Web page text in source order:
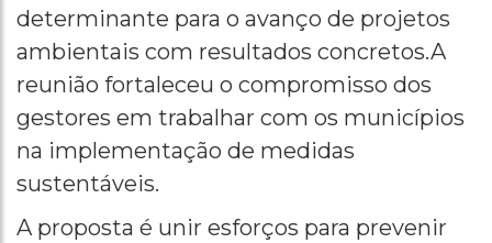
determinante para o avanço de projetos
ambientais com resultados concretos.A
reunião fortaleceu o compromisso dos
gestores em trabalhar com os municípios
na implementação de medidas
sustentáveis.
A proposta é unir esforços para prevenir